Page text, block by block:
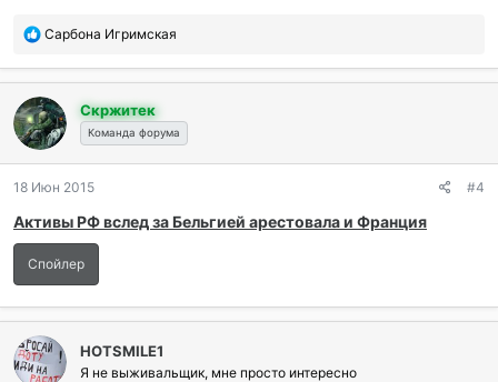
П
б
а
г
о
а
и
и
Сарбона Игримская
Скржитек
Команда форума
18 Июн 2015 #4
Активы РФ вслед за Бельгией арестовала и Франция
Спойлер
HOTSMILE1
Я не выживальщик, мне просто интересно